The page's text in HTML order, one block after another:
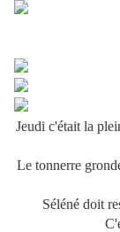
Jeudi c'était la
Le tonnerre
Séléné doit